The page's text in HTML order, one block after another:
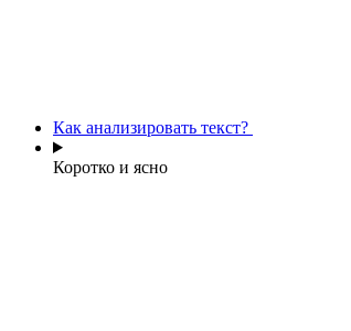
Как анализировать текст?
Коротко и ясно